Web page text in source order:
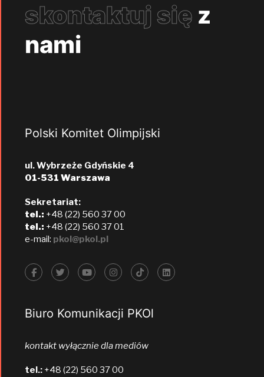
skontaktuj się z
nami
Polski Komitet Olimpijski
ul. Wybrzeże Gdyńskie 4
01-531 Warszawa
Sekretariat:
tel.: +48 (22) 560 37 00
tel.: +48 (22) 560 37 01
e-mail: pkol@pkol.pl
Biuro Komunikacji PKOl
kontakt wyłącznie dla mediów
tel.: +48 (22) 560 37 00